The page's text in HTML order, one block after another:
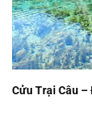
Cửu Trại Câu